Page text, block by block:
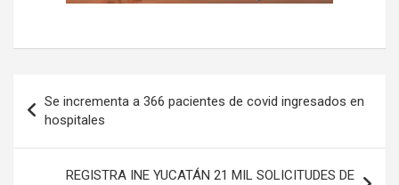
de
entradas
Se incrementa a 366 pacientes de covid ingresados en
hospitales
REGISTRA INE YUCATÁN 21 MIL SOLICITUDES DE